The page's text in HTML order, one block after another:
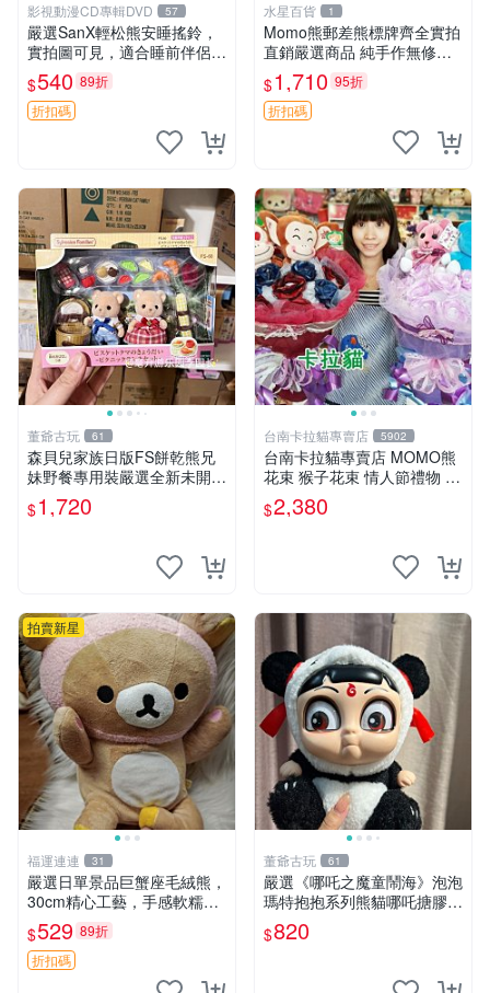
影視動漫CD專輯DVD 57
嚴選SanX輕松熊安睡搖鈴，
實拍圖可見，適合睡前伴侶，
Picks安撫好物 0325 懸吊 電
腦
$540 89折
折扣碼
水星百貨 1
Momo熊郵差熊標牌齊全實拍
直銷嚴選商品 純手作無修圖
可收藏 郵差熊 Momo熊 標牌
商品
$1,710 95折
折扣碼
董爺古玩 61
森貝兒家族日版FS餅乾熊兄
妹野餐專用裝嚴選全新未開
封，包含兩組大童款紙盒裝，
適合收藏與分享。 餅乾熊兄
$1,720
台南卡拉貓專賣店 5902
台南卡拉貓專賣店 MOMO熊
花束 猴子花束 情人節禮物 二
選一 可繡字 可今天寄明天到
$2,380
拍賣新星
福運連連 31
嚴選日單景品巨蟹座毛絨熊，
30cm精心工藝，手感軟糯推
薦收藏送人 巨蟹座 毛絨玩具
精緻做工
$529 89折
折扣碼
董爺古玩 61
嚴選《哪吒之魔童鬧海》泡泡
瑪特抱抱系列熊貓哪吒搪膠臉
毛絨， STATE：如圖顯示 哪
吒 毛絨公仔 泡泡瑪特
$820